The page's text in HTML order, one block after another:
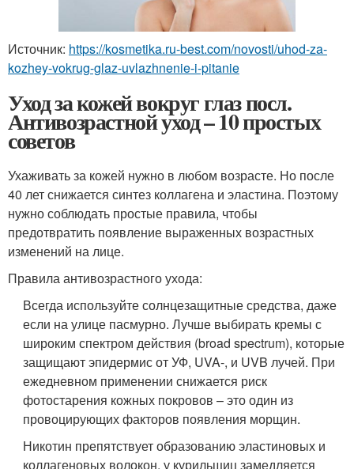
Источник: https://kosmetika.ru-best.com/novosti/uhod-za-
kozhey-vokrug-glaz-uvlazhnenie-i-pitanie
Уход за кожей вокруг глаз посл.
Антивозрастной уход – 10 простых
советов
Ухаживать за кожей нужно в любом возрасте. Но после
40 лет снижается синтез коллагена и эластина. Поэтому
нужно соблюдать простые правила, чтобы
предотвратить появление выраженных возрастных
изменений на лице.
Правила антивозрастного ухода:
Всегда используйте солнцезащитные средства, даже
если на улице пасмурно. Лучше выбирать кремы с
широким спектром действия (broad spectrum), которые
защищают эпидермис от УФ, UVA-, и UVB лучей. При
ежедневном применении снижается риск
фотостарения кожных покровов – это один из
провоцирующих факторов появления морщин.
Никотин препятствует образованию эластиновых и
коллагеновых волокон, у курильщиц замедляется